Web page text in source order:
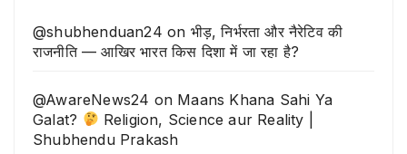
@shubhenduan24 on भीड़, निर्भरता और नैरेटिव की
राजनीति — आखिर भारत किस दिशा में जा रहा है?
@AwareNews24 on Maans Khana Sahi Ya
Galat?
Religion, Science aur Reality |
Shubhendu Prakash